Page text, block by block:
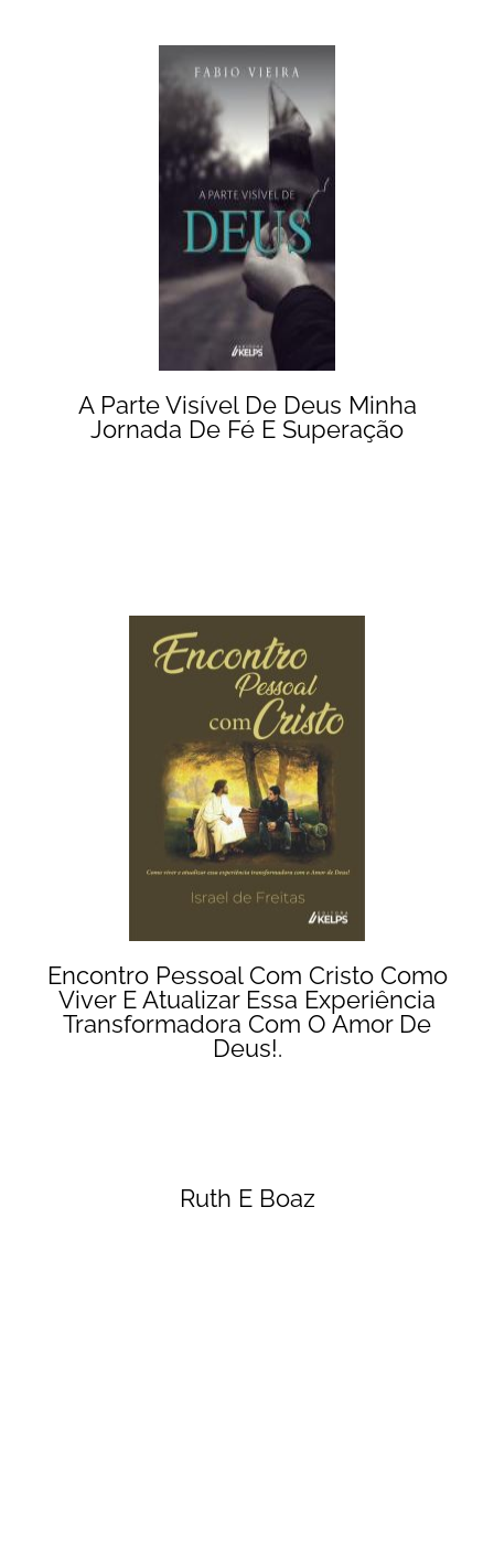
A Parte Visível De Deus Minha
Jornada De Fé E Superação
Encontro Pessoal Com Cristo Como
Viver E Atualizar Essa Experiência
Transformadora Com O Amor De
Deus!.
Ruth E Boaz